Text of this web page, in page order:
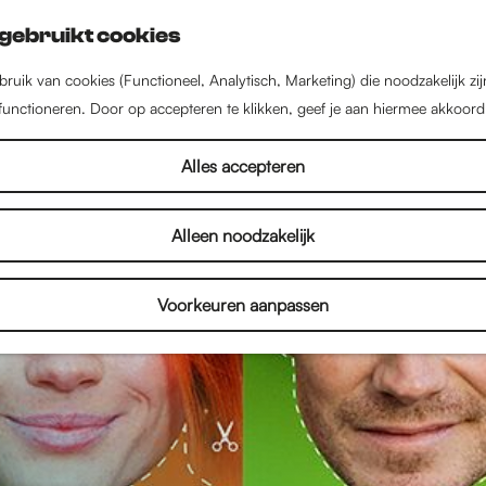
cookies
van cookies (Functioneel, Analytisch, Marketing) die noodzakelijk
Door op accepteren te klikken, geef je aan hiermee
Alles accepteren
Alleen noodzakelijk
Voorkeuren aanpassen